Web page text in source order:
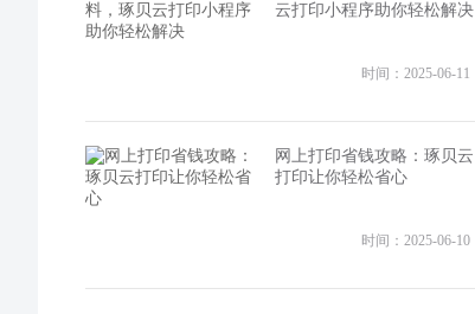
云打印小程序助你轻松解决
时间：2025-06-11
网上打印省钱攻略：琢贝云
打印让你轻松省心
时间：2025-06-10